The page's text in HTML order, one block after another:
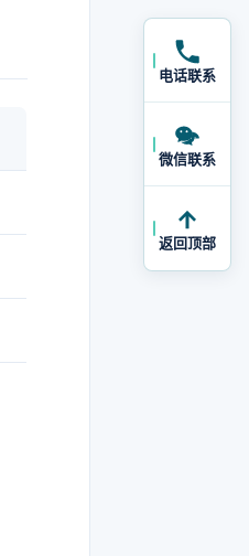
电话联系
微信联系
返回顶部